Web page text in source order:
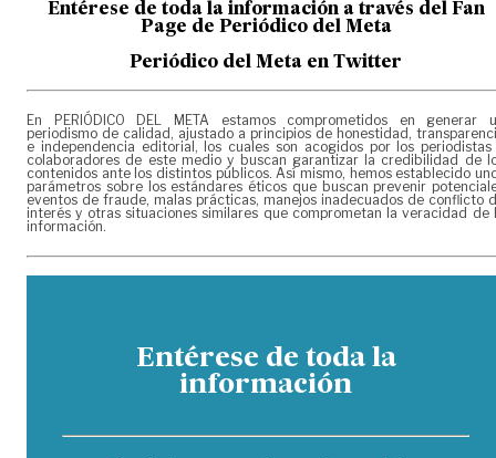
Entérese de toda la información a través del Fan
Page de Periódico del Meta
Periódico del Meta en Twitter
En PERIÓDICO DEL META estamos comprometidos en generar
periodismo de calidad, ajustado a principios de honestidad,
e independencia editorial, los cuales son acogidos por los periodistas
colaboradores de este medio y buscan garantizar la credibilidad de
contenidos ante los distintos públicos. Así mismo, hemos establecido
parámetros sobre los estándares éticos que buscan prevenir
eventos de fraude, malas prácticas, manejos inadecuados de conflicto
interés y otras situaciones similares que comprometan la veracidad de
información.
Entérese de toda la
información